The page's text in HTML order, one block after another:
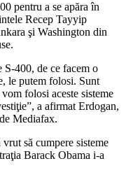
pentru a se apăra în
Recep Tayyip
şi Washington din
S-400, de ce facem o
le putem folosi. Sunt
folosi aceste sisteme
a afirmat Erdogan,
Mediafax.
să cumpere sisteme
Barack Obama i-a